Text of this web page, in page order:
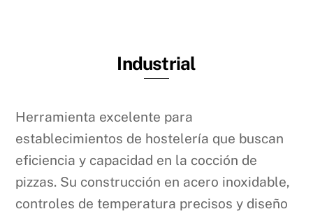
Industrial
Herramienta excelente para
establecimientos de hostelería que buscan
eficiencia y capacidad en la cocción de
pizzas. Su construcción en acero inoxidable,
controles de temperatura precisos y diseño